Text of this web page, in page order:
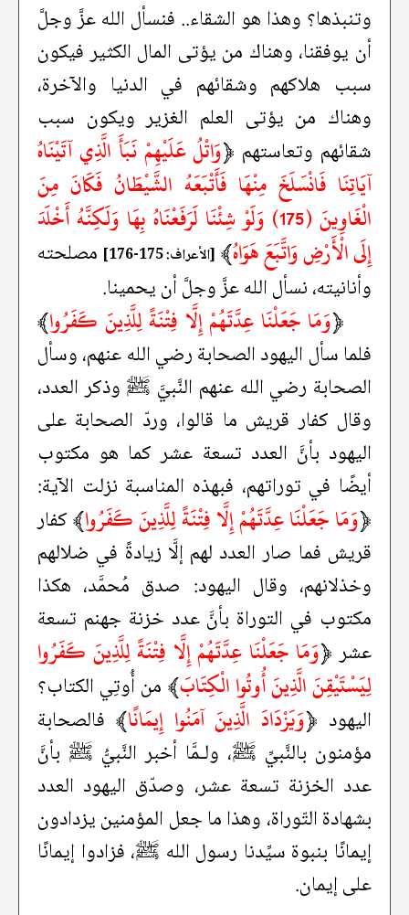
وتنبذها؟ وهذا هو الشقاء.. فنسأل الله عزَّ وجلَّ
أن يوفقنا، وهناك من يؤتى المال الكثير فيكون
سبب هلاكهم وشقائهم في الدنيا والآخرة،
وهناك من يؤتى العلم الغزير ويكون سبب
شقائهم وتعاستهم ﴿وَاتْلُ عَلَيْهِمْ نَبَأَ الَّذِي آتَيْنَاهُ
آيَاتِنَا فَانْسَلَخَ مِنْهَا فَأَتْبَعَهُ الشَّيْطَانُ فَكَانَ مِنَ
الْغَاوِينَ (175) وَلَوْ شِئْنَا لَرَفَعْنَاهُ بِهَا وَلَكِنَّهُ أَخْلَدَ
إِلَى الْأَرْضِ وَاتَّبَعَ هَوَاهُ﴾ [الأعراف: 175-176]
مصلحته
وأنانيته، نسأل الله عزَّ وجلَّ أن يحمينا.
﴿وَمَا جَعَلْنَا عِدَّتَهُمْ إِلَّا فِتْنَةً لِلَّذِينَ كَفَرُوا﴾
فلما سأل اليهود الصحابة رضي الله عنهم، وسأل
الصحابة رضي الله عنهم النَّبيَّ ﷺ وذكر العدد،
وقال كفار قريش ما قالوا، وردّ الصحابة على
اليهود بأنَّ العدد تسعة عشر كما هو مكتوب
أيضًا في توراتهم، فبهذه المناسبة نزلت الآية:
﴿وَمَا جَعَلْنَا عِدَّتَهُمْ إِلَّا فِتْنَةً لِلَّذِينَ كَفَرُوا﴾كفار
قريش فما صار العدد لهم إلَّا زيادةً في ضلالهم
وخذلانهم، وقال اليهود: صدق مُحمَّد، هكذا
مكتوب في التوراة بأنَّ عدد خزنة جهنم تسعة
عشر ﴿وَمَا جَعَلْنَا عِدَّتَهُمْ إِلَّا فِتْنَةً لِلَّذِينَ كَفَرُوا
لِيَسْتَيْقِنَ الَّذِينَ أُوتُوا الْكِتَابَ﴾ من أُوتِي الكتاب؟
اليهود ﴿وَيَزْدَادَ الَّذِينَ آمَنُوا إِيمَانًا﴾ فالصحابة
مؤمنون بالنَّبيِّ ﷺ، ولـمَّا أخبر النَّبيُّ ﷺ بأنَّ
عدد الخزنة تسعة عشر، وصدّق اليهود العدد
بشهادة التّوراة، وهذا ما جعل المؤمنين يزدادون
إيمانًا بنبوة سيِّدنا رسول الله ﷺ، فزادوا إيمانًا
على إيمان.